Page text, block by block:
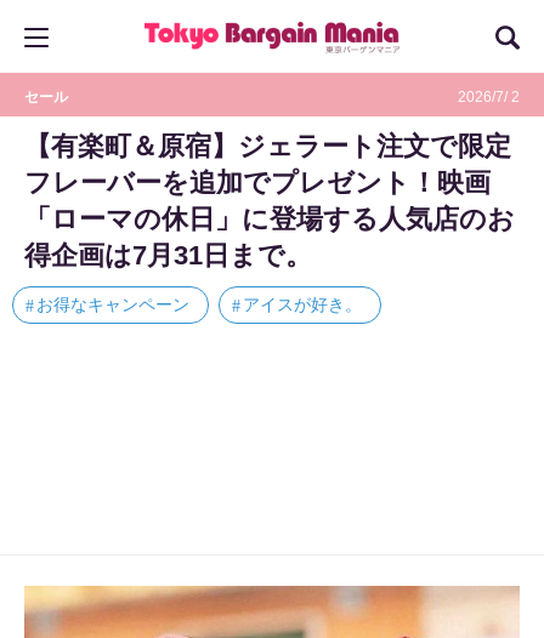
セール 2026/7/ 2
【有楽町＆原宿】ジェラート注文で限定
フレーバーを追加でプレゼント！映画
「ローマの休日」に登場する人気店のお
得企画は7月31日まで。
お得なキャンペーン アイスが好き。